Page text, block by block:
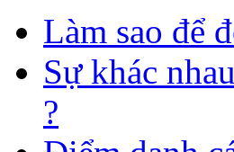
Làm sao để
Sự khác
?